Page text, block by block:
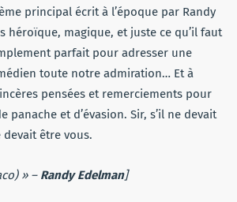
principal écrit à l’époque par Randy
héroïque, magique, et juste ce qu’il faut
parfait pour adresser une
toute notre admiration… Et à
pensées et remerciements pour
panache et d’évasion. Sir, s’il ne devait
devait être vous.
» – Randy Edelman]